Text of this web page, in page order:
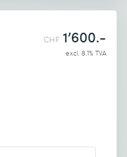
CHF 1’600.-
excl. 8.1% TVA